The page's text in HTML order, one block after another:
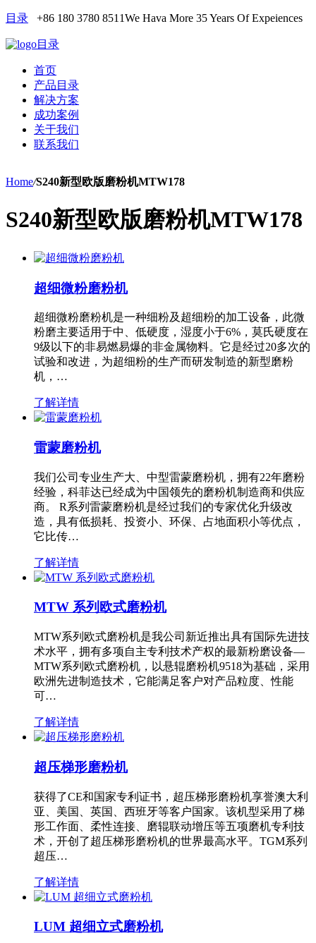
目录 +86 180 3780 8511We Hava More 35 Years Of Expeiences
目录
首页
产品目录
解决方案
成功案例
关于我们
联系我们
Home/S240新型欧版磨粉机MTW178
S240新型欧版磨粉机MTW178
超细微粉磨粉机
超细微粉磨粉机是一种细粉及超细粉的加工设备，此微
粉磨主要适用于中、低硬度，湿度小于6%，莫氏硬度在
9级以下的非易燃易爆的非金属物料。它是经过20多次的
试验和改进，为超细粉的生产而研发制造的新型磨粉
机，…
了解详情
雷蒙磨粉机
我们公司专业生产大、中型雷蒙磨粉机，拥有22年磨粉
经验，科菲达已经成为中国领先的磨粉机制造商和供应
商。 R系列雷蒙磨粉机是经过我们的专家优化升级改
造，具有低损耗、投资小、环保、占地面积小等优点，
它比传…
了解详情
MTW 系列欧式磨粉机
MTW系列欧式磨粉机是我公司新近推出具有国际先进技
术水平，拥有多项自主专利技术产权的最新粉磨设备—
MTW系列欧式磨粉机，以悬辊磨粉机9518为基础，采用
欧洲先进制造技术，它能满足客户对产品粒度、性能
可…
了解详情
超压梯形磨粉机
获得了CE和国家专利证书，超压梯形磨粉机享誉澳大利
亚、美国、英国、西班牙等客户国家。该机型采用了梯
形工作面、柔性连接、磨辊联动增压等五项磨机专利技
术，开创了超压梯形磨粉机的世界最高水平。TGM系列
超压…
了解详情
LUM 超细立式磨粉机